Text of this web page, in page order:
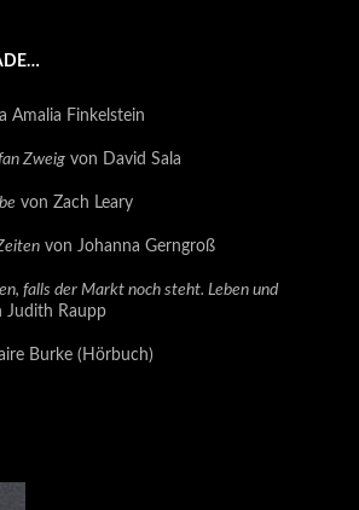
Amalia Finkelstein
Zweig von David Sala
von Zach Leary
von Johanna Gerngroß
falls der Markt noch steht. Leben und
Judith Raupp
Burke (Hörbuch)